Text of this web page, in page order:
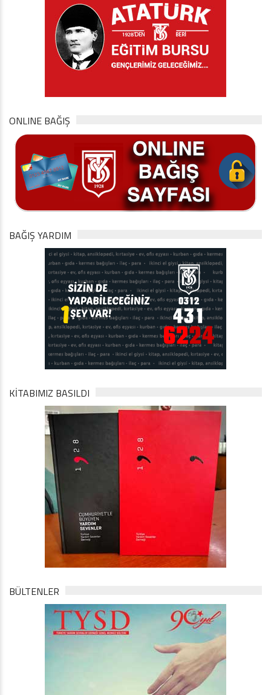
ONLINE BAĞIŞ
BAĞIŞ YARDIM
KİTABIMIZ BASILDI
BÜLTENLER